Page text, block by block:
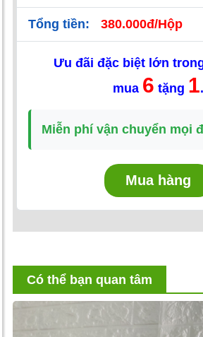
Tổng tiền: 380.000đ/Hộp
Ưu đãi đặc biệt lớn
mua 6 tặng 1.
Miễn phí vận chuyển mọi
Mua hàng
Có thể bạn quan tâm